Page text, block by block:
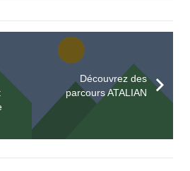
Découvrez des
parcours ATALIAN